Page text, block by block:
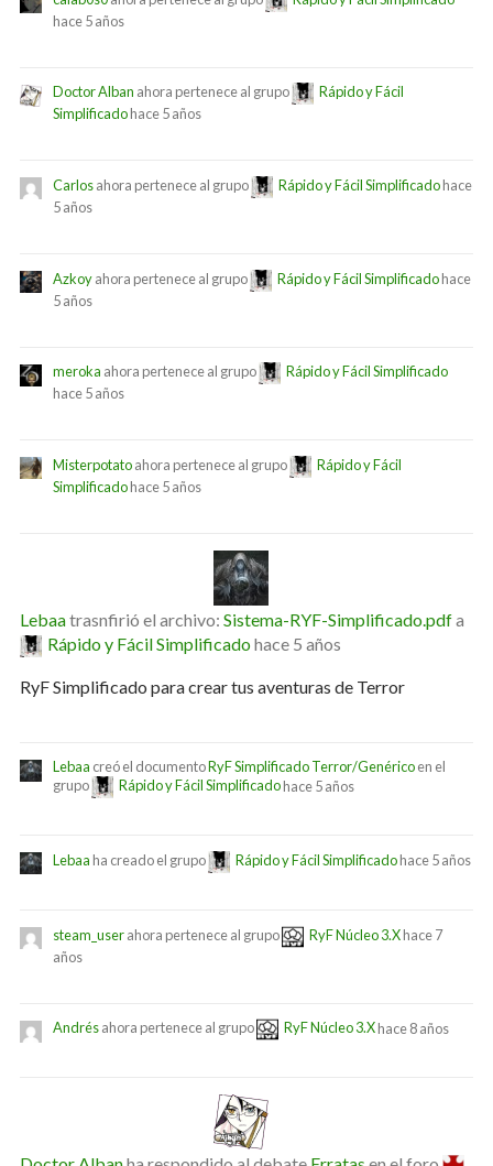
hace 5 años
Doctor Alban ahora pertenece al grupo
Rápido y Fácil
Simplificadohace 5 años
Carlosahora pertenece al grupo Rápido y Fácil Simplificadohace
5 años
Azkoyahora pertenece al grupo Rápido y Fácil Simplificadohace
5 años
meroka ahora pertenece al grupo
Rápido y Fácil Simplificado
hace 5 años
Misterpotatoahora pertenece al grupo
Rápido y Fácil
Simplificadohace 5 años
Lebaatrasnfirió el archivo: Sistema-RYF-Simplificado.pdfa
Rápido y Fácil Simplificadohace 5 años
RyF Simplificado para crear tus aventuras de Terror
Lebaa creó el documentoRyF Simplificado Terror/Genéricoen el
grupo
Rápido y Fácil Simplificadohace 5 años
Lebaaha creado el grupo Rápido y Fácil Simplificadohace 5 años
steam_userahora pertenece al grupo RyF Núcleo 3.Xhace 7
años
Andrésahora pertenece al grupo RyF Núcleo 3.Xhace 8 años